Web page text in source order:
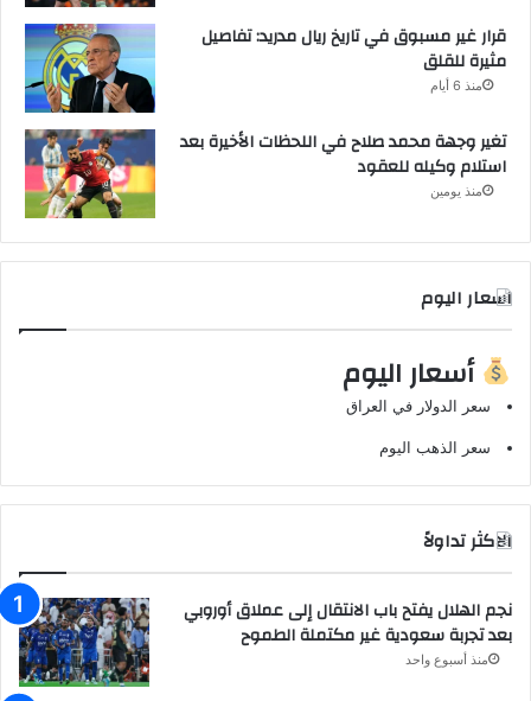
قرار غير مسبوق في تاريخ ريال مدريد: تفاصيل
مثيرة للقلق
منذ 6 أيام
تغير وجهة محمد صلاح في اللحظات الأخيرة بعد
استلام وكيله للعقود
منذ يومين
اسعار اليوم
أسعار اليوم
سعر الدولار في العراق
سعر الذهب اليوم
الاكثر تداولاً
نجم الهلال يفتح باب الانتقال إلى عملاق أوروبي
بعد تجربة سعودية غير مكتملة الطموح
منذ أسبوع واحد